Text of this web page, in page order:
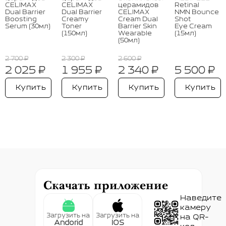
CELIMAX
Dual Barrier
Boosting
Serum (30мл)
2 700 ₽
2 025 ₽
Купить
CELIMAX
Dual Barrier
Creamy
Toner
(150мл)
2 300 ₽
1 955 ₽
Купить
церамидов
CELIMAX
Cream Dual
Barrier Skin
Wearable
(50мл)
2 600 ₽
2 340 ₽
Купить
Retinal
NMN Bounce
Shot
Eye Cream
(15мл)
5 500 ₽
Купить
Скачать приложение
Загрузить на
Andorid
Загрузить на
IOS
Наведите
камеру
на QR-